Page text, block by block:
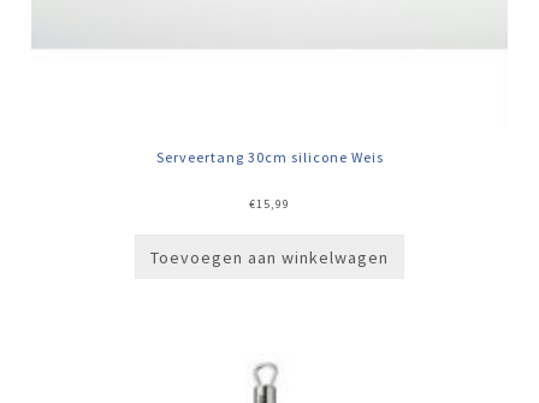
Serveertang 30cm silicone Weis
€15,99
Toevoegen aan winkelwagen